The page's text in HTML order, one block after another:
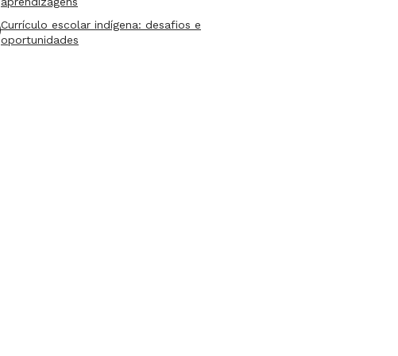
Currículo escolar indígena: desafios e
oportunidades